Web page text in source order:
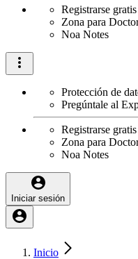
Registrarse gratis
Zona para
Noa Notes
Protección de
Pregúntale al
Registrarse gratis
Zona para
Noa Notes
Iniciar sesión
Inicio